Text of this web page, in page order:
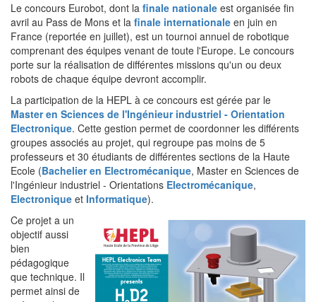
Le concours Eurobot, dont la finale nationale est organisée fin
avril au Pass de Mons et la finale internationale en juin en
France (reportée en juillet), est un tournoi annuel de robotique
comprenant des équipes venant de toute l'Europe. Le concours
porte sur la réalisation de différentes missions qu'un ou deux
robots de chaque équipe devront accomplir.
La participation de la HEPL à ce concours est gérée par le
Master en Sciences de l'Ingénieur industriel - Orientation
Electronique. Cette gestion permet de coordonner les différents
groupes associés au projet, qui regroupe pas moins de 5
professeurs et 30 étudiants de différentes sections de la Haute
Ecole (Bachelier en Electromécanique, Master en Sciences de
l'Ingénieur industriel - Orientations Electromécanique,
Electronique et Informatique).
Ce projet a un
objectif aussi
bien
pédagogique
que technique. Il
permet ainsi de